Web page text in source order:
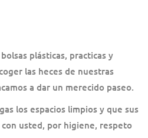
plásticas, practicas y
las heces de nuestras
a dar un merecido paseo.
los espacios limpios y que sus
usted, por higiene, respeto